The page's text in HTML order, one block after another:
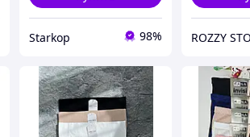
Starkop 98% ROZZY